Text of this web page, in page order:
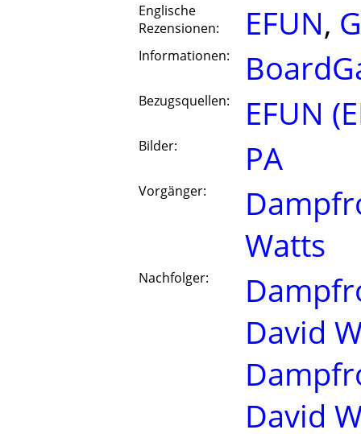
Englische
Rezensionen:
EFUN,
Informationen:
Bezugsquellen: EFUN
Bilder: PA
Vorgänger:
Watts
Nachfolger:
David
David